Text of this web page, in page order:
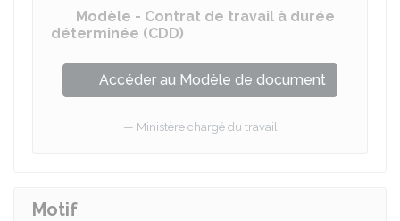
Modèle - Contrat de travail à durée
déterminée (CDD)
Accéder au Modèle de document
Ministère chargé du travail
Motif